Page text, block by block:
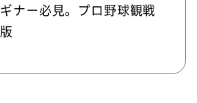
ナー必見。プロ野球観戦